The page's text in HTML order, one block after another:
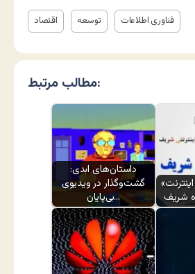
اقتصاد توسعه فناوری اطلاعات
مطالب مرتبط:
داستان‌های ابدی:
گشت‌وگذار در ویدیوی
بی‌پایان…
«گشایش»، طرح اینترنت
شریف